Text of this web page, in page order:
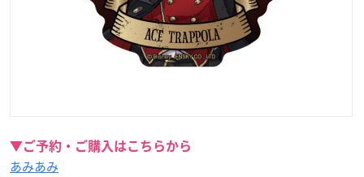
▼ご予約・ご購入はこちらから
あみあみ